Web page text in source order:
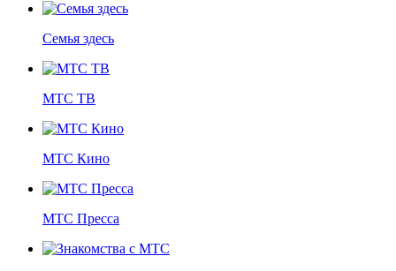
Семья здесь
МТС ТВ
МТС Кино
МТС Пресса